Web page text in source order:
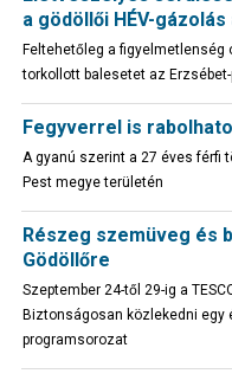
a gödöllői HÉV-
Feltehetőleg a figyelmetlenség
torkollott balesetet az
Fegyverrel is
A gyanú szerint a 27 éves férfi
Pest megye területén
Részeg szemüveg és
Gödöllőre
Szeptember 24-től 29-ig a
Biztonságosan közlekedni
programsorozat